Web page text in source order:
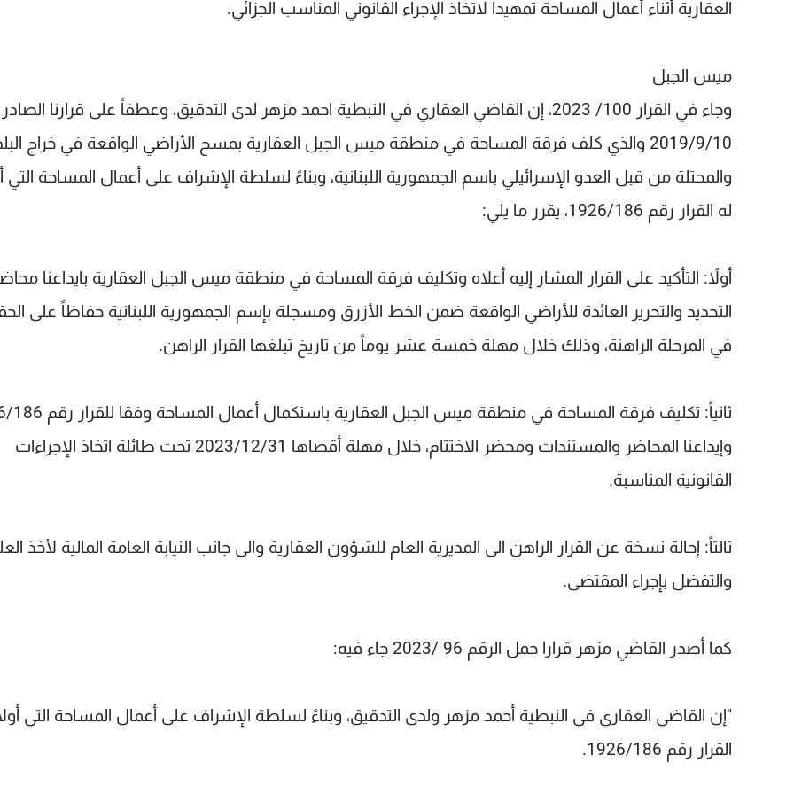
العقارية أثناء أعمال المساحة تمهيدا لاتخاذ الإجراء القانوني المناسب الجزائي.
ميس الجبل
وجاء في القرار 100/ 2023، إن القاضي العقاري في النبطية احمد مزهر لدى التدقيق، وعطفاً على قرارنا
2019/9/10 والذي كلف فرقة المساحة في منطقة ميس الجبل العقارية بمسح الأراضي الواقعة في خراج
والمحتلة من قبل العدو الإسرائيلي باسم الجمهورية اللبنانية، وبناءً لسلطة الإشراف على أعمال المساحة التي
له القرار رقم 1926/186، يقرر ما يلي:
أولاً: التأكيد على القرار المشار إليه أعلاه وتكليف فرقة المساحة في منطقة ميس الجبل العقارية بايداعنا
التحديد والتحرير العائدة للأراضي الواقعة ضمن الخط الأزرق ومسجلة بإسم الجمهورية اللبنانية حفاظاً على
في المرحلة الراهنة، وذلك خلال مهلة خمسة عشر يوماً من تاریخ تبلغها القرار الراهن.
ثانياً: تكليف فرقة المساحة في منطقة ميس الجبل
وإيداعنا المحاضر والمستندات ومحضر الاختتام، خلال مهلة أقصاها 2023/12/31 تحت طائلة اتخاذ الإجراءات
القانونية المناسبة.
ثالثاً: إحالة نسخة عن القرار الراهن الى المديرية العام للشؤون العقارية والى جانب النيابة العامة المالية لأخذ
والتفضل بإجراء المقتضى.
كما أصدر القاضي مزهر قرارا حمل الرقم 96 /2023 جاء فيه:
"إن القاضي العقاري في النبطية أحمد مزهر ولدى التدقيق، وبناءً لسلطة الإشراف على أعمال المساحة التي
القرار رقم 1926/186.